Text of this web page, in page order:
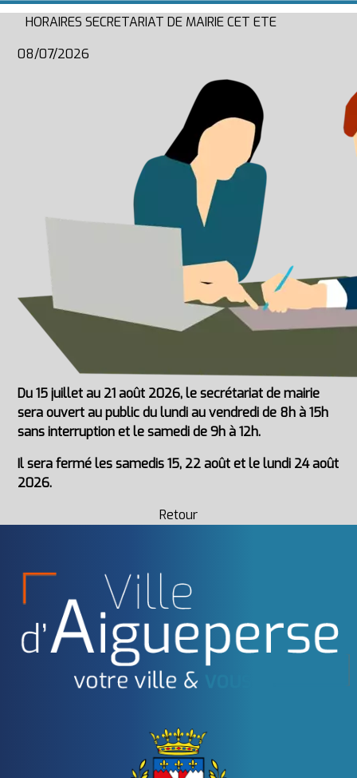
HORAIRES SECRETARIAT DE MAIRIE CET ETE
08/07/2026
Du 15 juillet au 21 août 2026, le secrétariat de mairie
sera ouvert au public du lundi au vendredi de 8h à 15h
sans interruption et le samedi de 9h à 12h.
Il sera fermé les samedis 15, 22 août et le lundi 24 août
2026.
Retour